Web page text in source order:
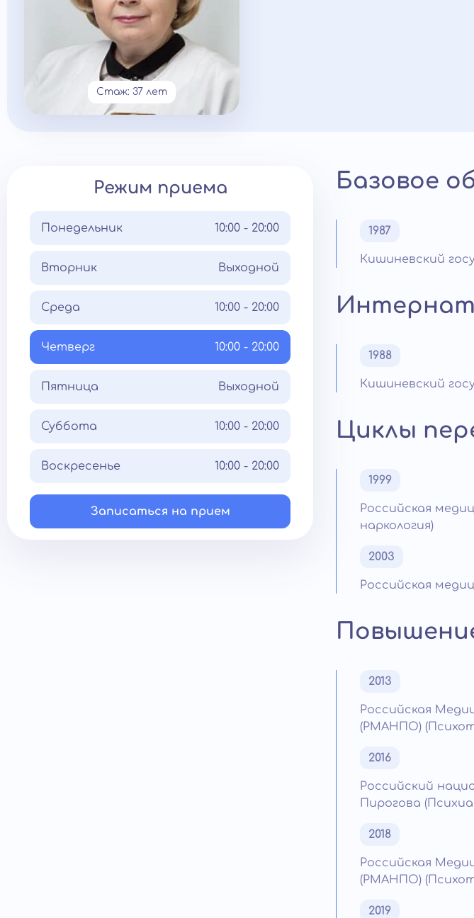
Стаж: 37 лет
Режим приема
Понедельник 10:00 - 20:00
Вторник Выходной
Среда 10:00 - 20:00
Четверг 10:00 - 20:00
Пятница Выходной
Суббота 10:00 - 20:00
Воскресенье 10:00 - 20:00
Записаться на прием
Базовое
1987
Кишиневский
1988
Кишиневский
Циклы
1999
Российская
наркология)
2003
Российская
2013
Российская
(РМАНПО)
2016
Российский
Пирогова
2018
Российская
(РМАНПО)
2019